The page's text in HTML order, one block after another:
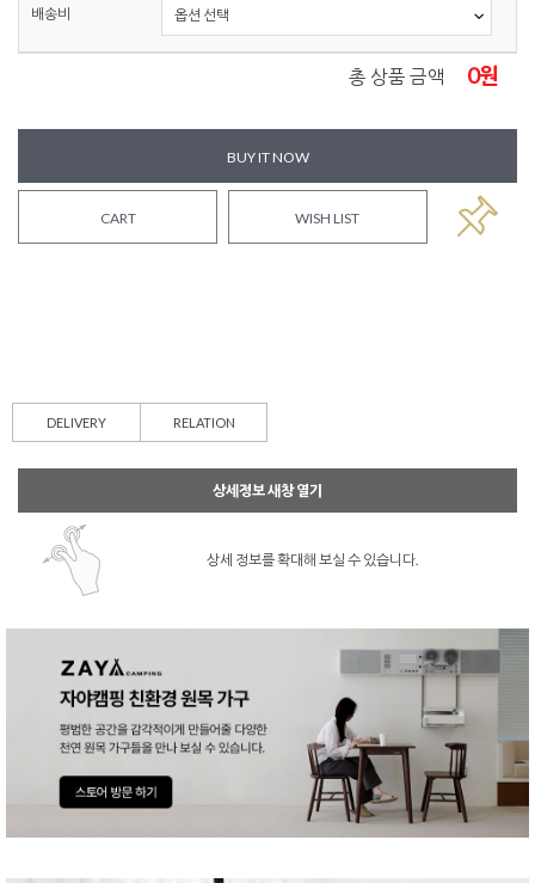
배송비
총 상품 금액 0원
BUY IT NOW
CART WISH LIST
DELIVERY RELATION
상세정보 새창 열기
상세 정보를 확대해 보실 수 있습니다.